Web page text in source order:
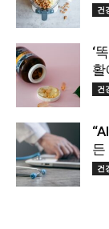
건
‘
건
든
건